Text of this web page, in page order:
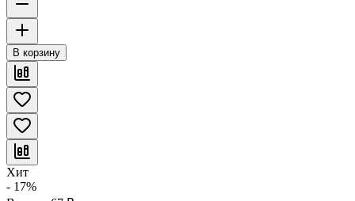
В корзину
Хит
- 17%